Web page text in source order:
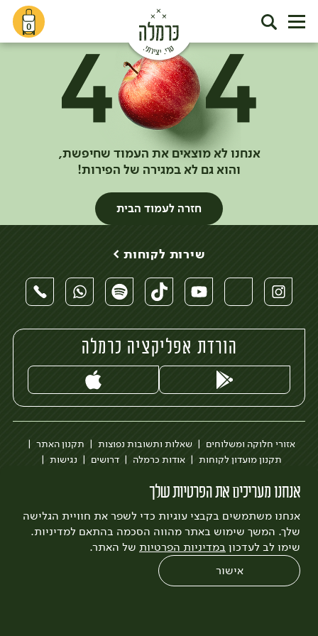
0
אנחנו לא מוצאים את העמוד שחיפשת,
והוא גם לא במגירה של הפירות!
חזרה לעמוד הבית
אנחנו מעריכים את הפרטיות שלך
אנחנו משתמשים בקבצי עוגיות כדי לשפר את חוויית הגלישה
שלך. המשך שימוש באתר מהווה הסכמה בהתאם למדיניות.
שימו לב לעדכון במדיניות הפרטיות של האתר.
אישור
שירות לקוחות >
הורדת אפליקציה כרמלה
אזורי חלוקה ומשלוחים שאלות ותשובות נפוצות
תקנון האתר
תקנון מועדון לקוחות
אודות כרמלה דרושים
נגישות
לצפייה בעדכון מדיניות פרטיות
עיצוב:3bears פיתוח:Quatro